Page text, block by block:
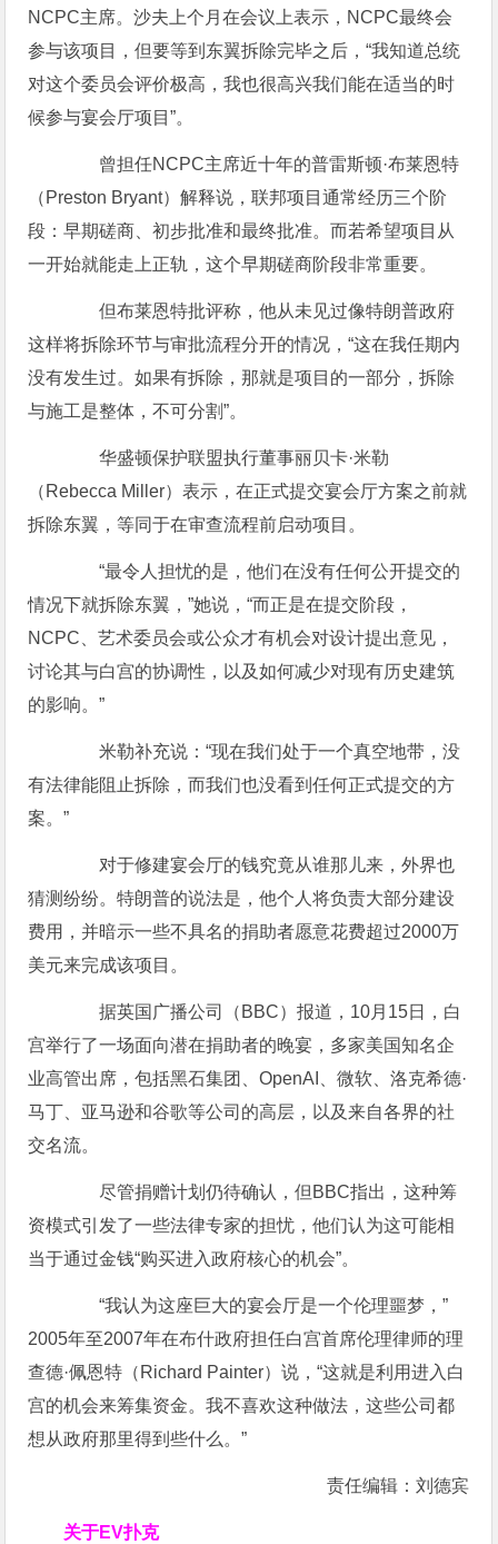
NCPC主席。沙夫上个月在会议上表示，NCPC最终会
参与该项目，但要等到东翼拆除完毕之后，“我知道总统
对这个委员会评价极高，我也很高兴我们能在适当的时
候参与宴会厅项目”。
曾担任NCPC主席近十年的普雷斯顿·布莱恩特
（Preston Bryant）解释说，联邦项目通常经历三个阶
段：早期磋商、初步批准和最终批准。而若希望项目从
一开始就能走上正轨，这个早期磋商阶段非常重要。
但布莱恩特批评称，他从未见过像特朗普政府
这样将拆除环节与审批流程分开的情况，“这在我任期内
没有发生过。如果有拆除，那就是项目的一部分，拆除
与施工是整体，不可分割”。
华盛顿保护联盟执行董事丽贝卡·米勒
（Rebecca Miller）表示，在正式提交宴会厅方案之前就
拆除东翼，等同于在审查流程前启动项目。
“最令人担忧的是，他们在没有任何公开提交的
情况下就拆除东翼，”她说，“而正是在提交阶段，
NCPC、艺术委员会或公众才有机会对设计提出意见，
讨论其与白宫的协调性，以及如何减少对现有历史建筑
的影响。”
米勒补充说：“现在我们处于一个真空地带，没
有法律能阻止拆除，而我们也没看到任何正式提交的方
案。”
对于修建宴会厅的钱究竟从谁那儿来，外界也
猜测纷纷。特朗普的说法是，他个人将负责大部分建设
费用，并暗示一些不具名的捐助者愿意花费超过2000万
美元来完成该项目。
据英国广播公司（BBC）报道，10月15日，白
宫举行了一场面向潜在捐助者的晚宴，多家美国知名企
业高管出席，包括黑石集团、OpenAI、微软、洛克希德·
马丁、亚马逊和谷歌等公司的高层，以及来自各界的社
交名流。
尽管捐赠计划仍待确认，但BBC指出，这种筹
资模式引发了一些法律专家的担忧，他们认为这可能相
当于通过金钱“购买进入政府核心的机会”。
“我认为这座巨大的宴会厅是一个伦理噩梦，”
2005年至2007年在布什政府担任白宫首席伦理律师的理
查德·佩恩特（Richard Painter）说，“这就是利用进入白
宫的机会来筹集资金。我不喜欢这种做法，这些公司都
想从政府那里得到些什么。”
责任编辑：刘德宾
关于EV扑克